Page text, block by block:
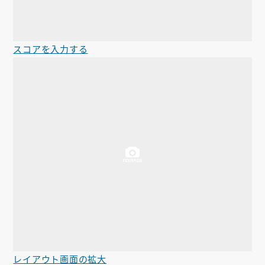
スコアを入力する
レイアウト画面の拡大